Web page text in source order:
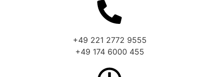
+49 221 2772 9555
+49 174 6000 455